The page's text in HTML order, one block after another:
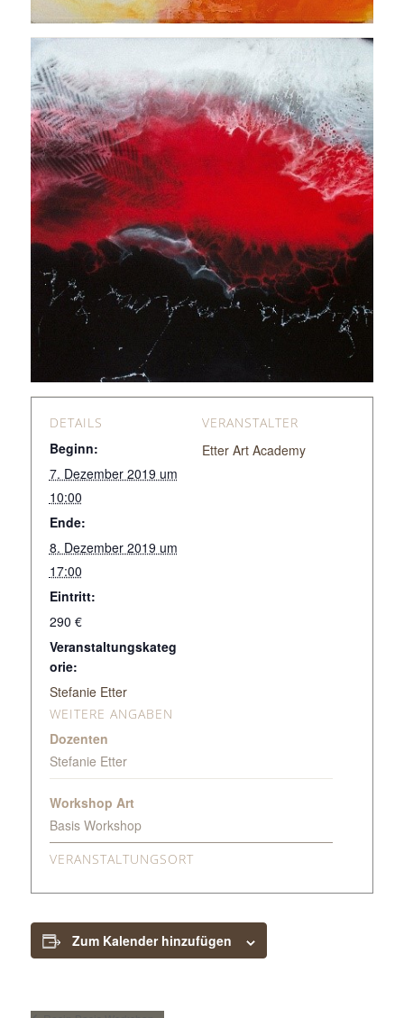
DETAILS
Beginn:
7. Dezember 2019 um
10:00
Ende:
8. Dezember 2019 um
17:00
Eintritt:
290 €
Veranstaltungskateg
orie:
Stefanie Etter
VERANSTALTER
Etter Art Academy
WEITERE ANGABEN
Dozenten
Stefanie Etter
Workshop Art
Basis Workshop
VERANSTALTUNGSORT
Zum Kalender hinzufügen